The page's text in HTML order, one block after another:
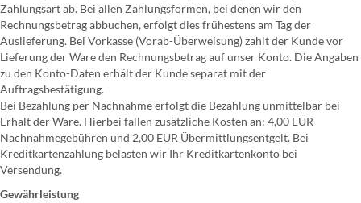
Zahlungsart ab. Bei allen Zahlungsformen, bei denen wir den
Rechnungsbetrag abbuchen, erfolgt dies frühestens am Tag der
Auslieferung. Bei Vorkasse (Vorab-Überweisung) zahlt der Kunde vor
Lieferung der Ware den Rechnungsbetrag auf unser Konto. Die Angaben
zu den Konto-Daten erhält der Kunde separat mit der
Auftragsbestätigung.
Bei Bezahlung per Nachnahme erfolgt die Bezahlung unmittelbar bei
Erhalt der Ware. Hierbei fallen zusätzliche Kosten an: 4,00 EUR
Nachnahmegebühren und 2,00 EUR Übermittlungsentgelt. Bei
Kreditkartenzahlung belasten wir Ihr Kreditkartenkonto bei
Versendung.
Gewährleistung